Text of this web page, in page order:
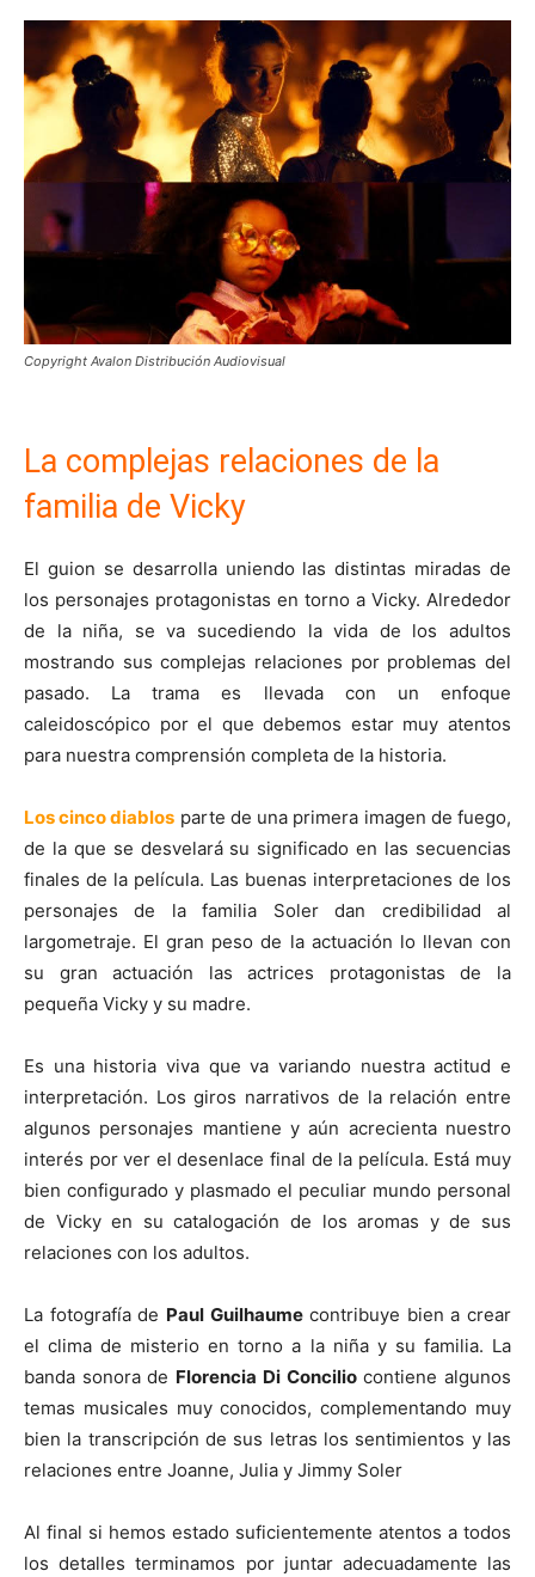
Copyright Avalon Distribución Audiovisual
La complejas relaciones de la
familia de Vicky
El guion se desarrolla uniendo las distintas miradas de
los personajes protagonistas en torno a Vicky. Alrededor
de la niña, se va sucediendo la vida de los adultos
mostrando sus complejas relaciones por problemas del
pasado. La trama es llevada con un enfoque
caleidoscópico por el que debemos estar muy atentos
para nuestra comprensión completa de la historia.
Los cinco diablos parte de una primera imagen de fuego,
de la que se desvelará su significado en las secuencias
finales de la película. Las buenas interpretaciones de los
personajes de la familia Soler dan credibilidad al
largometraje. El gran peso de la actuación lo llevan con
su gran actuación las actrices protagonistas de la
pequeña Vicky y su madre.
Es una historia viva que va variando nuestra actitud e
interpretación. Los giros narrativos de la relación entre
algunos personajes mantiene y aún acrecienta nuestro
interés por ver el desenlace final de la película. Está muy
bien configurado y plasmado el peculiar mundo personal
de Vicky en su catalogación de los aromas y de sus
relaciones con los adultos.
La fotografía de Paul Guilhaumecontribuye bien a crear
el clima de misterio en torno a la niña y su familia. La
banda sonora de Florencia Di Conciliocontiene algunos
temas musicales muy conocidos, complementando muy
bien la transcripción de sus letras los sentimientos y las
relaciones entre Joanne, Julia y Jimmy Soler
Al final si hemos estado suficientemente atentos a todos
los detalles terminamos por juntar adecuadamente las